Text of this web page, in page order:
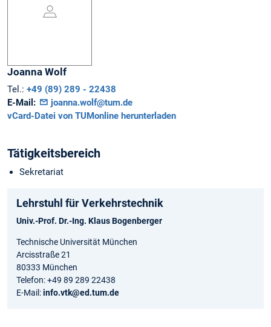
Joanna Wolf
Tel.: +49 (89) 289 - 22438
E-Mail:
joanna.wolf@tum.de
vCard-Datei von TUMonline herunterladen
Tätigkeitsbereich
Sekretariat
Lehrstuhl für Verkehrstechnik
Univ.-Prof. Dr.-Ing. Klaus Bogenberger
Technische Universität München
Arcisstraße 21
80333 München
Telefon: +49 89 289 22438
E-Mail:info.vtk@ed.tum.de